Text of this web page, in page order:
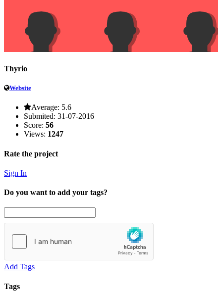
Thyrio
Website
Average: 5.6
Submited: 31-07-2016
Score: 56
Views: 1247
Rate the project
Sign In
Do you want to add your tags?
Add Tags
Tags